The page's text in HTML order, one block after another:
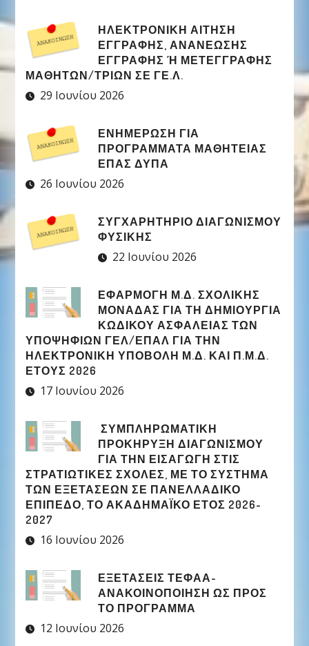
ΗΛΕΚΤΡΟΝΙΚΉ ΑΊΤΗΣΗ
ΕΓΓΡΑΦΉΣ, ΑΝΑΝΈΩΣΗΣ
ΕΓΓΡΑΦΉΣ Ή ΜΕΤΕΓΓΡΑΦΉΣ Μ
ΑΘΗΤΏΝ/ΤΡΙΏΝ ΣΕ ΓΕ.Λ.
29 Ιουνίου 2026
ΕΝΗΜΕΡΩΣΗ ΓΙΑ
ΠΡΟΓΡΑΜΜΑΤΑ ΜΑΘΗΤΕΙΑΣ
ΕΠΑΣ ΔΥΠΑ
26 Ιουνίου 2026
ΣΥΓΧΑΡΗΤΉΡΙΟ ΔΙΑΓΩΝΙΣΜΟΎ
ΦΥΣΙΚΉΣ
22 Ιουνίου 2026
ΕΦΑΡΜΟΓΉ Μ.Δ. ΣΧΟΛΙΚΉΣ
ΜΟΝΆΔΑΣ ΓΙΑ ΤΗ ΔΗΜΙΟΥΡΓΊΑ
ΚΩΔΙΚΟΎ ΑΣΦΑΛΕΊΑΣ ΤΩΝ
ΥΠΟΨΗΦΊΩΝ ΓΕΛ/ΕΠΑΛ ΓΙΑ ΤΗΝ
ΗΛΕΚΤΡΟΝΙΚΉ ΥΠΟΒΟΛΉ Μ.Δ. ΚΑΙ Π.Μ.Δ.
ΈΤΟΥΣ 2026
17 Ιουνίου 2026
ΣΥΜΠΛΗΡΩΜΑΤΙΚΉ
ΠΡΟΚΉΡΥΞΗ ΔΙΑΓΩΝΙΣΜΟΎ
ΓΙΑ ΤΗΝ ΕΙΣΑΓΩΓΉ ΣΤΙΣ
ΣΤΡΑΤΙΩΤΙΚΈΣ ΣΧΟΛΈΣ, ΜΕ ΤΟ ΣΎΣΤΗΜΑ
ΤΩΝ ΕΞΕΤΆΣΕΩΝ ΣΕ ΠΑΝΕΛΛΑΔΙΚΌ
ΕΠΊΠΕΔΟ, ΤΟ ΑΚΑΔΗΜΑΪΚΌ ΈΤΟΣ 2026-
2027
16 Ιουνίου 2026
ΕΞΕΤΑΣΕΙΣ ΤΕΦΑΑ-
ΑΝΑΚΟΙΝΟΠΟΙΗΣΗ ΩΣ ΠΡΟΣ
ΤΟ ΠΡΟΓΡΑΜΜΑ
12 Ιουνίου 2026